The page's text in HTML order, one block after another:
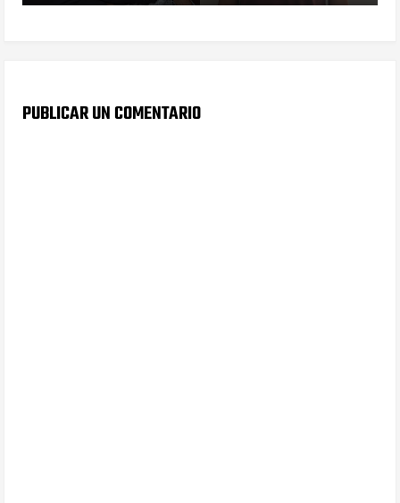
PUBLICAR UN COMENTARIO